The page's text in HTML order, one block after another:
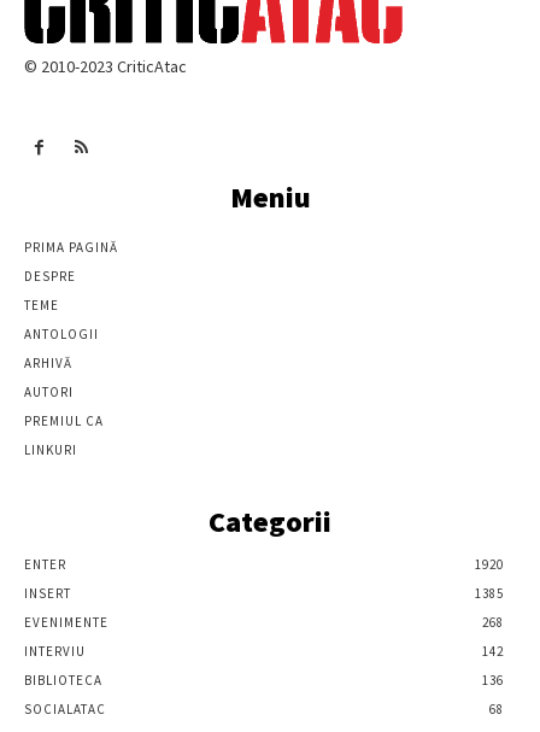
© 2010-2023 CriticAtac
Meniu
PRIMA PAGINĂ
DESPRE
TEME
ANTOLOGII
ARHIVĂ
AUTORI
PREMIUL CA
LINKURI
Categorii
ENTER
1920
INSERT
1385
EVENIMENTE
268
INTERVIU
142
BIBLIOTECA
136
SOCIALATAC
68